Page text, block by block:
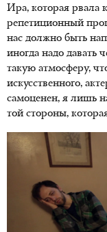
Ира, которая рвала
репетиционный
нас должно быть
иногда надо давать
такую атмосферу,
искусственного,
самоценен, я лишь
той стороны,